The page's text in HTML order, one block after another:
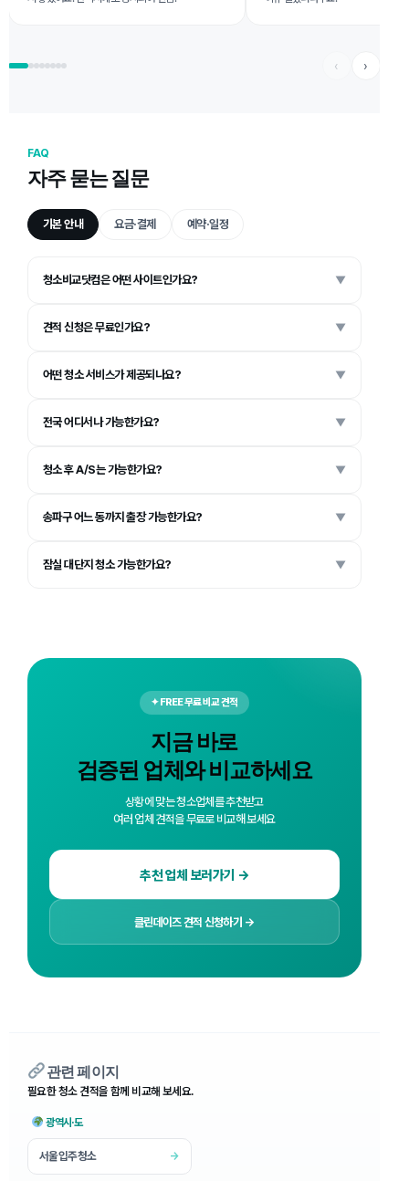
‹ ›
FAQ
자주 묻는 질문
기본 안내 요금·결제 예약·일정
청소비교닷컴은 어떤 사이트인가요? ▼
견적 신청은 무료인가요? ▼
어떤 청소 서비스가 제공되나요? ▼
전국 어디서나 가능한가요? ▼
청소 후 A/S는 가능한가요? ▼
송파구 어느 동까지 출장 가능한가요? ▼
잠실 대단지 청소 가능한가요? ▼
✦ FREE 무료 비교 견적
지금 바로
검증된 업체와 비교하세요
상황에 맞는 청소업체를 추천받고
여러 업체 견적을 무료로 비교해 보세요
추천 업체 보러가기 →
클린데이즈 견적 신청하기 →
관련 페이지
필요한 청소 견적을 함께 비교해 보세요.
광역시·도
서울입주청소 →